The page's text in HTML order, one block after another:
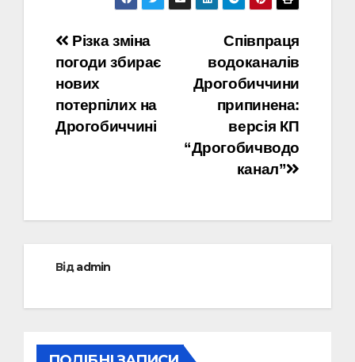
Навігація
записів
Співпраця
водоканалів
Дрогобиччини
припинена:
версія КП
“Дрогобичводо
канал”
Різка зміна
погоди збирає
нових
потерпілих на
Дрогобиччині
Відadmin